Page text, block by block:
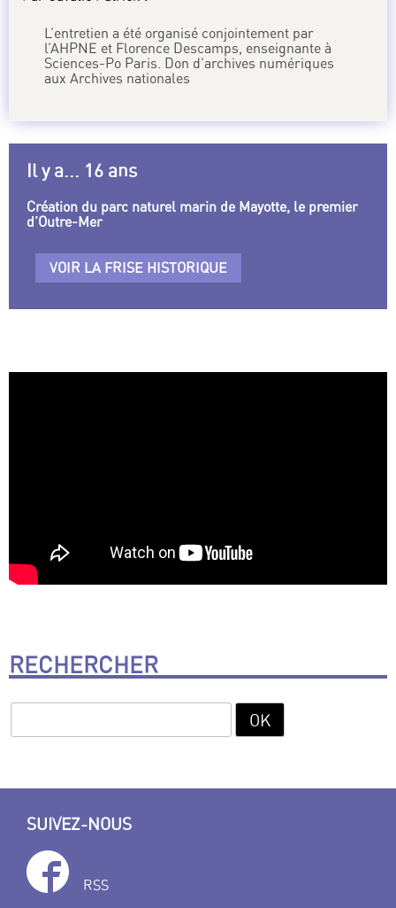
L’entretien a été organisé conjointement par
l’AHPNE et Florence Descamps, enseignante à
Sciences-Po Paris. Don d’archives numériques
aux Archives nationales
Il y a... 16 ans
Création du parc naturel marin de Mayotte, le premier
d’Outre-Mer
VOIR LA FRISE HISTORIQUE
RECHERCHER
SUIVEZ-NOUS
RSS